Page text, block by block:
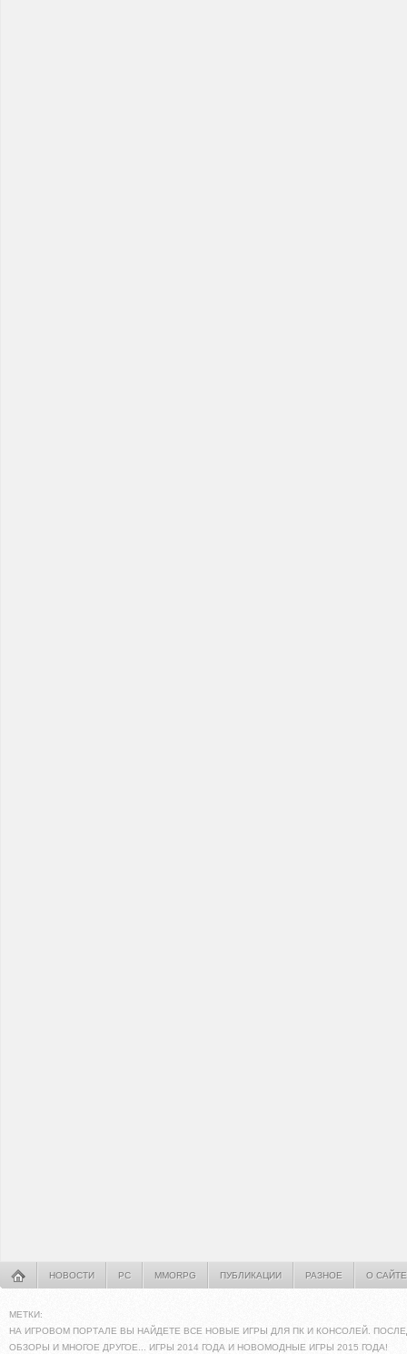
НОВОСТИ PC MMORPG ПУБЛИКАЦИИ РАЗНОЕ О САЙТЕ
МЕТКИ:
НА ИГРОВОМ ПОРТАЛЕ ВЫ НАЙДЕТЕ ВСЕ НОВЫЕ ИГРЫ ДЛЯ ПК И КОНСОЛЕЙ.
ОБЗОРЫ И МНОГОЕ ДРУГОЕ... ИГРЫ 2014 ГОДА И НОВОМОДНЫЕ ИГРЫ 2015 ГОДА!